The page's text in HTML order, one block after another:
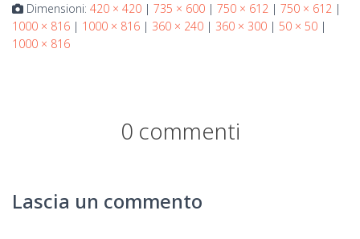
Dimensioni: 420 × 420 | 735 × 600 | 750 × 612 | 750 × 612 |
1000 × 816 | 1000 × 816 | 360 × 240 | 360 × 300 | 50 × 50 |
1000 × 816
0 commenti
Lascia un commento